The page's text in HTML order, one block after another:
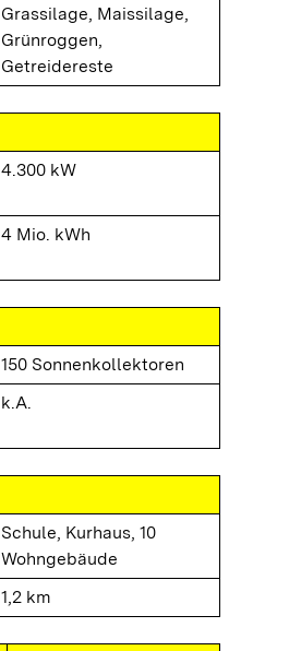
Grassilage, Maissilage,
Grünroggen,
Getreidereste
4.300 kW
4 Mio. kWh
150 Sonnenkollektoren
k.A.
Schule, Kurhaus, 10
Wohngebäude
1,2 km